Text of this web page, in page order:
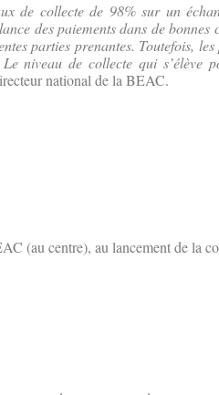
de collecte de 98% sur un
des paiements dans de bonnes
parties prenantes. Toutefois, les
niveau de collecte qui s’élève
national de la BEAC.
(au centre), au lancement de la